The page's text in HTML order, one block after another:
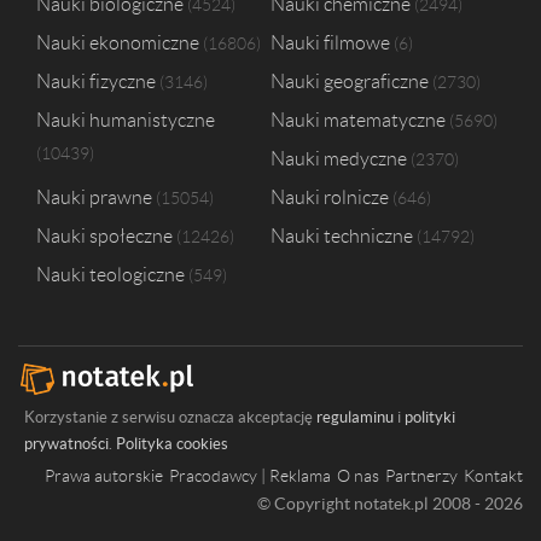
Uniwersytet Przyrodniczy w Poznaniu 2
Uniwersytet Rolniczy im. Hugona Kołłątaja w Krakowie2
Wyższa Szkoła Hotelarstwa i Turystyki w Częstochowie 2
Akademia Humanistyczna im. Aleksandra Gieysztora w Pułtusku
4524 2494
Nauki ekonomiczne 16806 Nauki filmowe 6
Nauki fizyczne 3146 Nauki geograficzne 2730
Nauki humanistyczne
10439
Nauki matematyczne 5690
Nauki medyczne 2370
Nauki prawne 15054 Nauki rolnicze 646
Nauki społeczne 12426 Nauki techniczne 14792
Nauki teologiczne 549
Korzystanie z serwisu oznacza akceptację regulaminu i polityki
prywatności. Polityka cookies
Prawa autorskie Pracodawcy | Reklama O nas Partnerzy Kontakt
© Copyright notatek.pl 2008 - 2026